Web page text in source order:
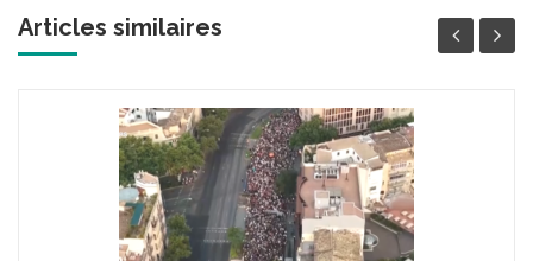
Articles similaires